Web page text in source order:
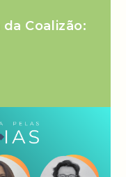
Coalizão: